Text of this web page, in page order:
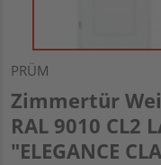
PRÜM
Zimmertür
RAL 9010 CL2
"ELEGANCE